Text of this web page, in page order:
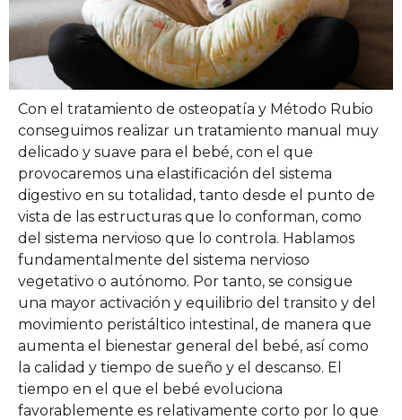
Con el tratamiento de osteopatía y Método Rubio
conseguimos realizar un tratamiento manual muy
delicado y suave para el bebé, con el que
provocaremos una elastificación del sistema
digestivo en su totalidad, tanto desde el punto de
vista de las estructuras que lo conforman, como
del sistema nervioso que lo controla. Hablamos
fundamentalmente del sistema nervioso
vegetativo o autónomo. Por tanto, se consigue
una mayor activación y equilibrio del transito y del
movimiento peristáltico intestinal, de manera que
aumenta el bienestar general del bebé, así como
la calidad y tiempo de sueño y el descanso. El
tiempo en el que el bebé evoluciona
favorablemente es relativamente corto por lo que